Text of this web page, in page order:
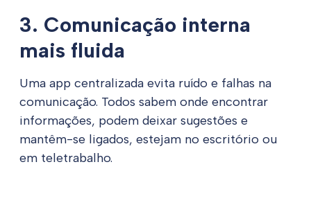
3. Comunicação interna
mais fluida
Uma app centralizada evita ruído e falhas na
comunicação. Todos sabem onde encontrar
informações, podem deixar sugestões e
mantêm-se ligados, estejam no escritório ou
em teletrabalho.